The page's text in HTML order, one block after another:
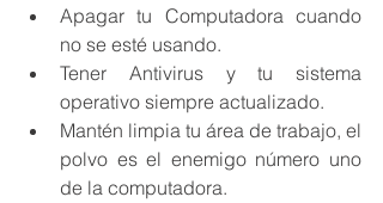
Apagar tu Computadora cuando
no se esté usando.
Tener Antivirus y tu sistema
operativo siempre actualizado.
Mantén limpia tu área de trabajo, el
polvo es el enemigo número uno
de la computadora.